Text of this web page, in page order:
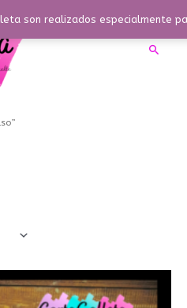
son realizados especialmente